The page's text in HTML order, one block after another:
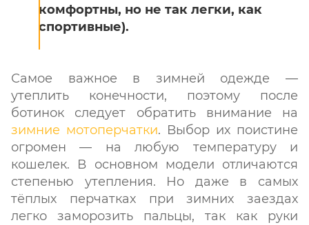
комфортны, но не так легки, как
спортивные).
Самое важное в зимней одежде —
утеплить конечности, поэтому после
ботинок следует обратить внимание на
зимние мотоперчатки. Выбор их поистине
огромен — на любую температуру и
кошелек. В основном модели отличаются
степенью утепления. Но даже в самых
тёплых перчатках при зимних заездах
легко заморозить пальцы, так как руки